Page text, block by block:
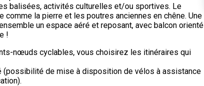
balisées, activités culturelles et/ou sportives. Le
la pierre et les poutres anciennes en chêne. Une
un espace aéré et reposant, avec balcon orienté
!
nœuds cyclables, vous choisirez les itinéraires qui
(possibilité de mise à disposition de vélos à assistance